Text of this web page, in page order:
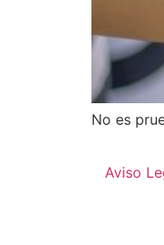
No es
Aviso